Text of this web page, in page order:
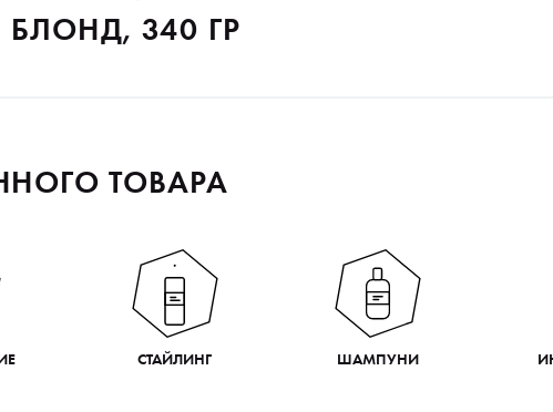
БЛОНД, 340 ГР
ТОВАРА
СТАЙЛИНГ ШАМПУНИ